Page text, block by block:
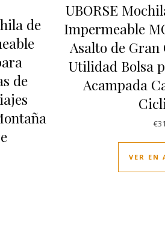
de
de
UBORSE
Impermeable
Asalto de
Utilidad Bolsa
Acampada
€
VER EN